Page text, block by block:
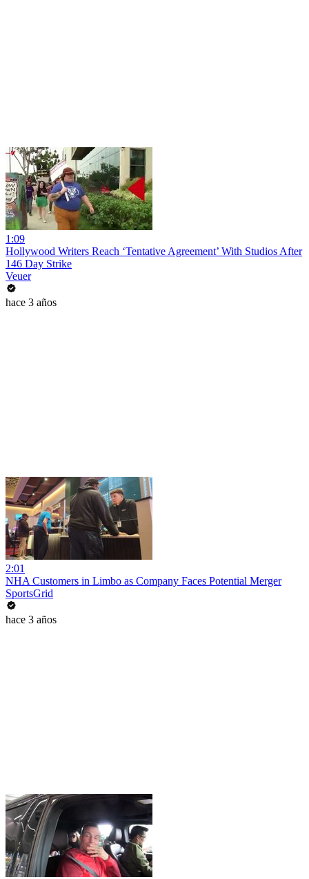
1:09
Hollywood Writers Reach ‘Tentative Agreement’ With Studios After
146 Day Strike
Veuer
hace 3 años
2:01
NHA Customers in Limbo as Company Faces Potential Merger
SportsGrid
hace 3 años